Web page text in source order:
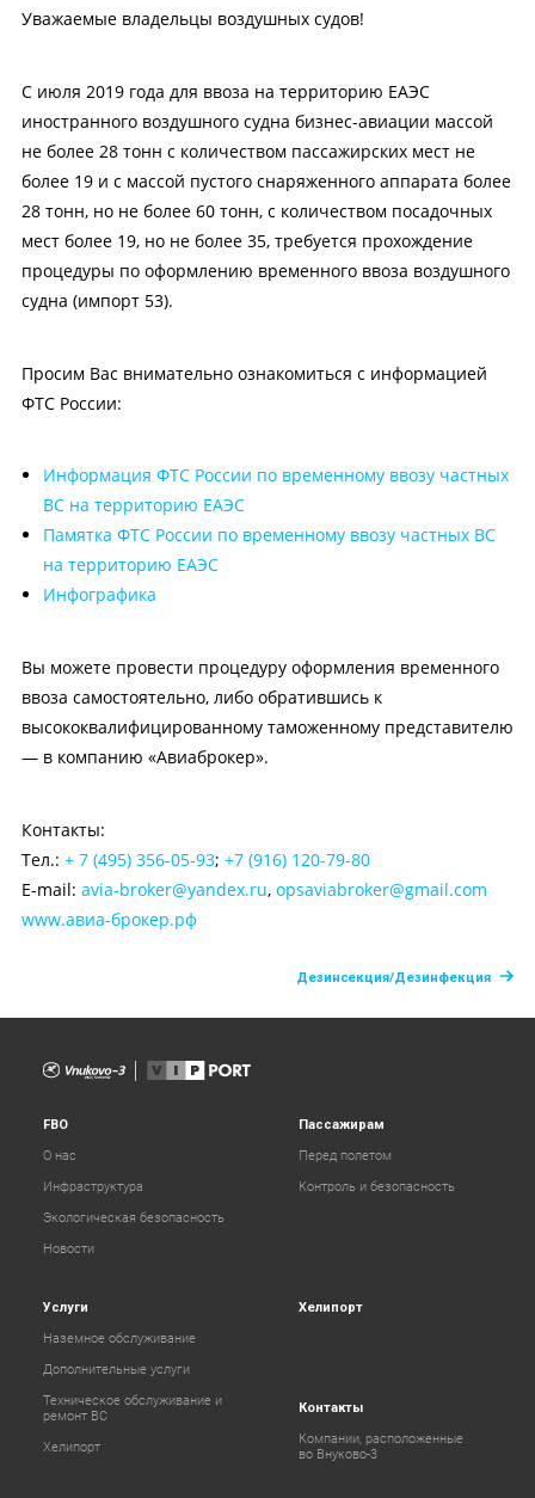
Уважаемые владельцы воздушных судов!
С июля 2019 года для ввоза на территорию ЕАЭС
иностранного воздушного судна бизнес-авиации массой
не более 28 тонн с количеством пассажирских мест не
более 19 и с массой пустого снаряженного аппарата более
28 тонн, но не более 60 тонн, с количеством посадочных
мест более 19, но не более 35, требуется прохождение
процедуры по оформлению временного ввоза воздушного
судна (импорт 53).
Просим Вас внимательно ознакомиться с информацией
ФТС России:
Информация ФТС России по временному ввозу частных
ВС на территорию ЕАЭС
Памятка ФТС России по временному ввозу частных ВС
на территорию ЕАЭС
Инфографика
Вы можете провести процедуру оформления временного
ввоза самостоятельно, либо обратившись к
высококвалифицированному таможенному представителю
— в компанию «Авиаброкер».
Контакты:
Тел.: + 7 (495) 356-05-93; +7 (916) 120-79-80
E-mail: avia-broker@yandex.ru, opsaviabroker@gmail.com
www.авиа-брокер.рф
Дезинсекция/Дезинфекция
FBO
О нас
Инфраструктура
Экологическая безопасность
Новости
Пассажирам
Перед полетом
Контроль и безопасность
Услуги
Наземное обслуживание
Дополнительные услуги
Техническое обслуживание и
ремонт ВС
Хелипорт
Хелипорт
Контакты
Компании, расположенные
во Внуково-3